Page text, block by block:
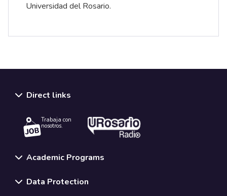
Universidad del Rosario.
Direct links
Trabaja con
nosotros.
Academic Programs
Data Protection